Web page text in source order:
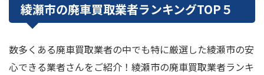
綾瀬市の廃車買取業者ランキングTOP５
数多くある廃車買取業者の中でも特に厳選した綾瀬市の安
心できる業者さんをご紹介！綾瀬市の廃車買取業者ランキ